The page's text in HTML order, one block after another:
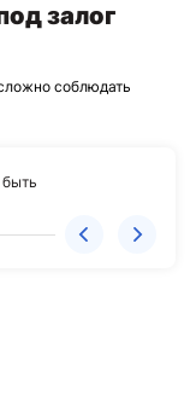
залог
соблюдать